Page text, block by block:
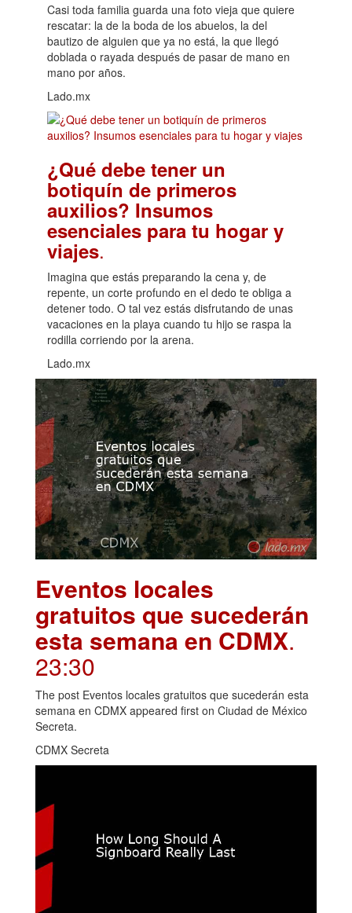
Casi toda familia guarda una foto vieja que quiere
rescatar: la de la boda de los abuelos, la del
bautizo de alguien que ya no está, la que llegó
doblada o rayada después de pasar de mano en
mano por años.
Lado.mx
¿Qué debe tener un
botiquín de primeros
auxilios? Insumos
esenciales para tu hogar y
viajes.
Imagina que estás preparando la cena y, de
repente, un corte profundo en el dedo te obliga a
detener todo. O tal vez estás disfrutando de unas
vacaciones en la playa cuando tu hijo se raspa la
rodilla corriendo por la arena.
Lado.mx
Eventos locales
gratuitos que sucederán
esta semana en CDMX.
23:30
The post Eventos locales gratuitos que sucederán esta
semana en CDMX appeared first on Ciudad de México
Secreta.
CDMX Secreta